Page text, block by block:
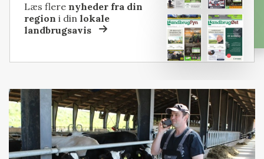
Læs flere nyheder fra din
region i dinlokale
landbrugsavis